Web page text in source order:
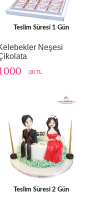
Teslim Süresi 1 Gün
Neşesi
,00 TL
Teslim Süresi 2 Gün